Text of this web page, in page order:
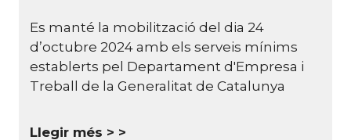
Es manté la mobilització del dia 24
d’octubre 2024 amb els serveis mínims
establerts pel Departament d'Empresa i
Treball de la Generalitat de Catalunya
Llegir més >